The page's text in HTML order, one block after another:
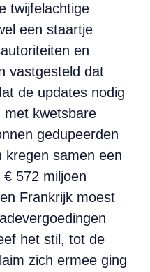
twijfelachtige
een staartje
en
vastgesteld dat
de updates nodig
met kwetsbare
gedupeerden
kregen samen een
572 miljoen
Frankrijk moest
het stil, tot de
zich ermee ging